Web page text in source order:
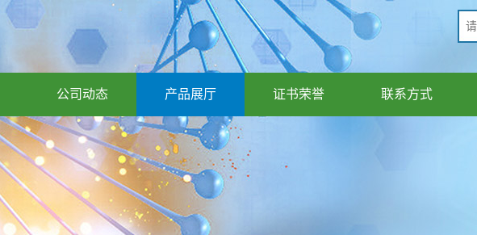
公司动态 产品展厅 证书荣誉 联系方式